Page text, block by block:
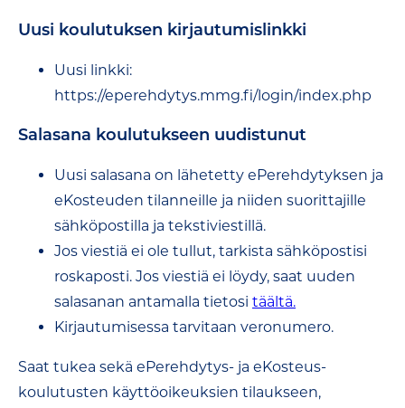
Uusi koulutuksen kirjautumislinkki
Uusi linkki:
https://eperehdytys.mmg.fi/login/index.php
Salasana koulutukseen uudistunut
Uusi salasana on lähetetty ePerehdytyksen ja
eKosteuden tilanneille ja niiden suorittajille
sähköpostilla ja tekstiviestillä.
Jos viestiä ei ole tullut, tarkista sähköpostisi
roskaposti. Jos viestiä ei löydy, saat uuden
salasanan antamalla tietosi täältä.
Kirjautumisessa tarvitaan veronumero.
Saat tukea sekä ePerehdytys- ja eKosteus-
koulutusten käyttöoikeuksien tilaukseen,